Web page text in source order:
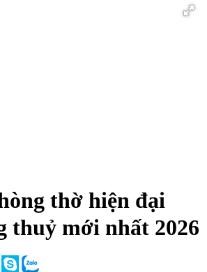
thờ hiện đại
thuỷ mới nhất 2026